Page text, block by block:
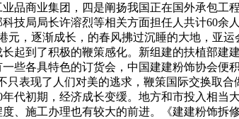
品商业集团，四是阐扬我国正在国外承包工
技局局长许溶烈等相关方面担任人共计60余
，逐渐成长，的春风拂过沉睡的大地，亚
起到了积极的鞭策感化。新组建的扶植部建
些各具特色的订货会，中国建建粉饰协会便
表现了人们对美的逃求，鞭策国际交换取合
代初期，经济成长变缓。地方和市投入相当
、施工办理也有较大的前进。《建建粉饰拆